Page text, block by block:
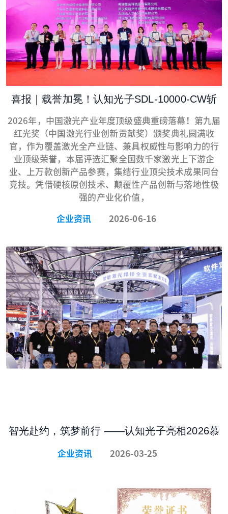
喜报｜载誉加冕！认知光子SDL-10000-CW斩
获2026红光奖·激光器创新奖
2026年，中国激光产业年度顶级盛典重磅落幕！第九届
红光奖（中国激光行业创新贡献奖）颁奖典礼圆满收
官，作为覆盖激光全产业链、兼具权威性与影响力的行
业顶级荣誉，本届评选汇聚全国数千家激光上下游企
业、上万款创新产品参赛，集结行业顶尖技术成果同台
竞技。凭借硬核原创技术、颠覆性产品创新与落地性极
强的产业化价值，
企业资讯 2026-06-16
智光赴约，筑梦前行 ——认知光子亮相2026慕
尼黑上海光博会
企业资讯 2026-03-25